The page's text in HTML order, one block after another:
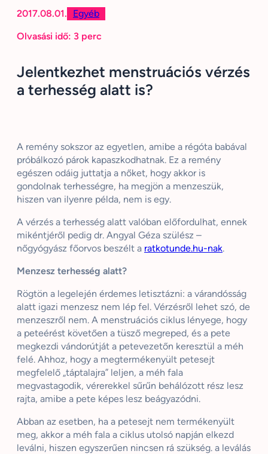
2017.08.01.
Egyéb
Olvasási idő: 3 perc
Jelentkezhet menstruációs vérzés
a terhesség alatt is?
A remény sokszor az egyetlen, amibe a régóta babával
próbálkozó párok kapaszkodhatnak. Ez a remény
egészen odáig juttatja a nőket, hogy akkor is
gondolnak terhességre, ha megjön a menzeszük,
hiszen van ilyenre példa, nem is egy.
A vérzés a terhesség alatt valóban előfordulhat, ennek
mikéntjéről pedig dr. Angyal Géza szülész –
nőgyógyász főorvos beszélt a ratkotunde.hu-nak.
Menzesz terhesség alatt?
Rögtön a legelején érdemes letisztázni: a várandósság
alatt igazi menzesz nem lép fel. Vérzésről lehet szó, de
menzeszről nem. A menstruációs ciklus lényege, hogy
a peteérést követően a tüsző megreped, és a pete
megkezdi vándorútját a petevezetőn keresztül a méh
felé. Ahhoz, hogy a megtermékenyült petesejt
megfelelő „táptalajra” leljen, a méh fala
megvastagodik, vérerekkel sűrűn behálózott rész lesz
rajta, amibe a pete képes lesz beágyazódni.
Abban az esetben, ha a petesejt nem termékenyült
meg, akkor a méh fala a ciklus utolsó napján elkezd
leválni, hiszen egyszerűen nincsen rá szükség. a leválás